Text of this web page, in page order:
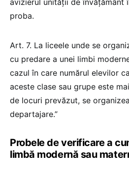
proba.
Art. 7. La liceele unde se
cu predare a unei limbi
cazul în care numărul elevilor
aceste clase sau grupe este
de locuri prevăzut, se
departajare.”
Probele de verificare a
limbă modernă sau